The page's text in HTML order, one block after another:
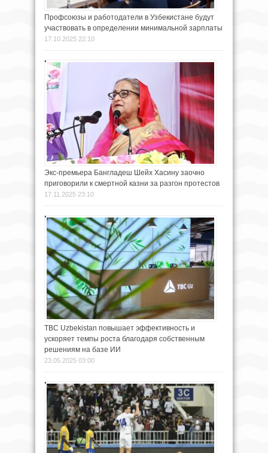
Профсоюзы и работодатели в Узбекистане будут
участвовать в определении минимальной зарплаты
17.10.2025 22:10
Экс-премьера Бангладеш Шейх Хасину заочно
приговорили к смертной казни за разгон протестов
17.11.2025 23:10
TBC Uzbekistan повышает эффективность и
ускоряет темпы роста благодаря собственным
решениям на базе ИИ
23.05.2025 03:00